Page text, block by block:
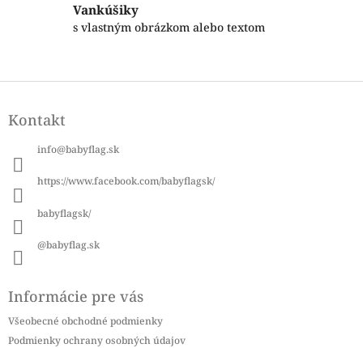
i
Vankúšiky
s vlastným obrázkom alebo textom
pKontakt
info@babyflag.sk
https://www.facebook.com/babyflagsk/
babyflagsk/
@babyflag.sk
Informácie pre vás
Všeobecné obchodné podmienky
Podmienky ochrany osobných údajov